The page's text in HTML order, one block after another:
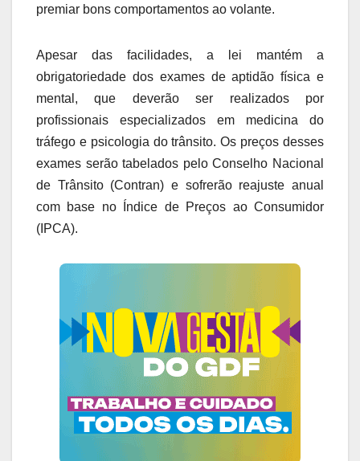
premiar bons comportamentos ao volante.
Apesar das facilidades, a lei mantém a
obrigatoriedade dos exames de aptidão física e
mental, que deverão ser realizados por
profissionais especializados em medicina do
tráfego e psicologia do trânsito. Os preços desses
exames serão tabelados pelo Conselho Nacional
de Trânsito (Contran) e sofrerão reajuste anual
com base no Índice de Preços ao Consumidor
(IPCA).